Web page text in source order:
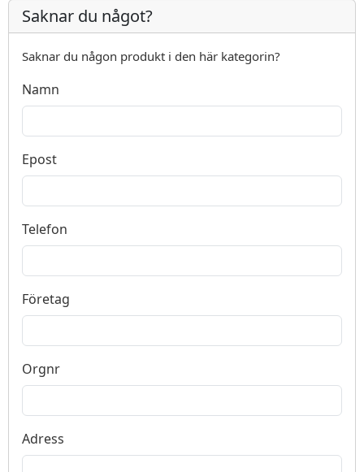
Saknar du något?
Saknar du någon produkt i den här kategorin?
Namn
Epost
Telefon
Företag
Orgnr
Adress